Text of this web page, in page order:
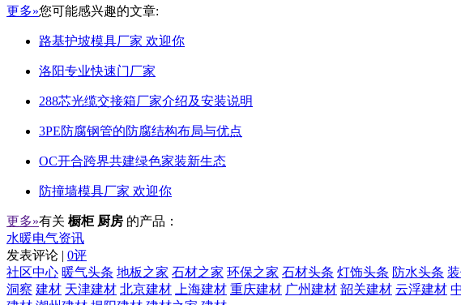
更多»您可能感兴趣的文章:
路基护坡模具厂家 欢迎你
洛阳专业快速门厂家
288芯光缆交接箱厂家介绍及安装说明
3PE防腐钢管的防腐结构布局与优点
OC开合跨界共建绿色家装新生态
防撞墙模具厂家 欢迎你
更多»有关 橱柜 厨房 的产品：
水暖电气资讯
发表评论 | 0评
社区中心 暖气头条 地板之家 石材之家 环保之家 石材头条 灯饰头条 防水头条
洞察 建材 天津建材 北京建材 上海建材 重庆建材 广州建材 韶关建材 云浮建材